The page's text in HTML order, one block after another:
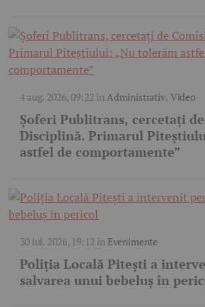
4 aug. 2026, 09:22 înAdministrativ, Video
Șoferi Publitrans, cercetați
Disciplină. Primarul
astfel de comportamente”
30 iul. 2026, 19:12 în Evenimente
Poliția Locală Pitești a
salvarea unui bebeluș în